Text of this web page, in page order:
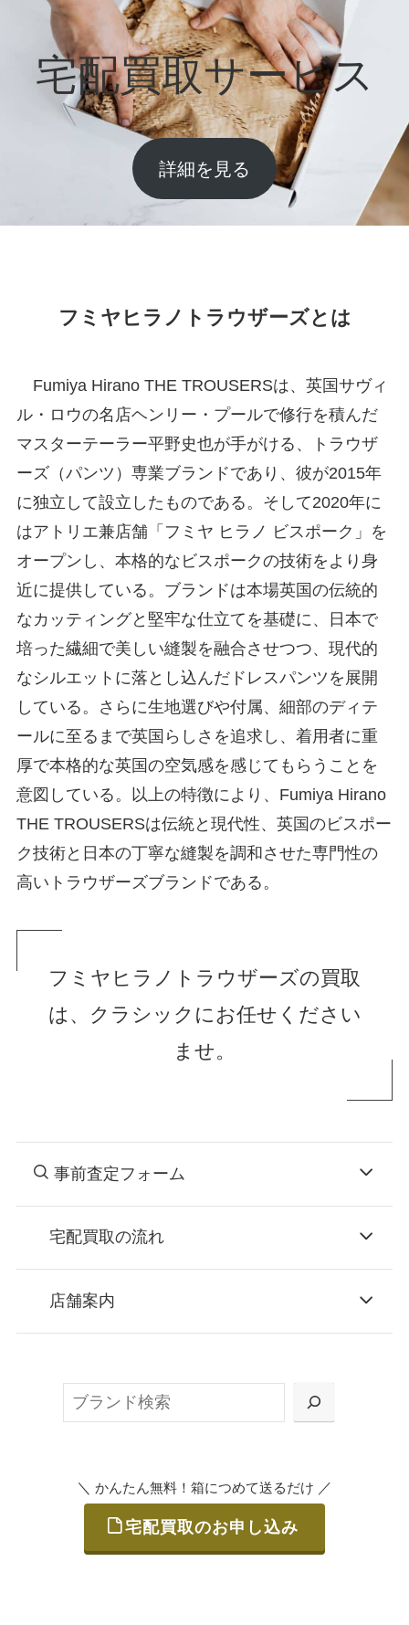
宅配買取サービス
詳細を見る
フミヤヒラノトラウザーズとは
Fumiya Hirano THE TROUSERSは、英国サヴィ
ル・ロウの名店ヘンリー・プールで修行を積んだ
マスターテーラー平野史也が手がける、トラウザ
ーズ（パンツ）専業ブランドであり、彼が2015年
に独立して設立したものである。そして2020年に
はアトリエ兼店舗「フミヤ ヒラノ ビスポーク」を
オープンし、本格的なビスポークの技術をより身
近に提供している。ブランドは本場英国の伝統的
なカッティングと堅牢な仕立てを基礎に、日本で
培った繊細で美しい縫製を融合させつつ、現代的
なシルエットに落とし込んだドレスパンツを展開
している。さらに生地選びや付属、細部のディテ
ールに至るまで英国らしさを追求し、着用者に重
厚で本格的な英国の空気感を感じてもらうことを
意図している。以上の特徴により、Fumiya Hirano
THE TROUSERSは伝統と現代性、英国のビスポー
ク技術と日本の丁寧な縫製を調和させた専門性の
高いトラウザーズブランドである。
フミヤヒラノトラウザーズの買取
は、クラシックにお任せください
ませ。
事前査定フォーム
宅配買取の流れ
お申込み
または梱包材不要の「集荷申込」からお選び
ご発送
店舗案内
＼ かんたん無料！箱につめて送るだけ ／
宅配買取のお申し込み